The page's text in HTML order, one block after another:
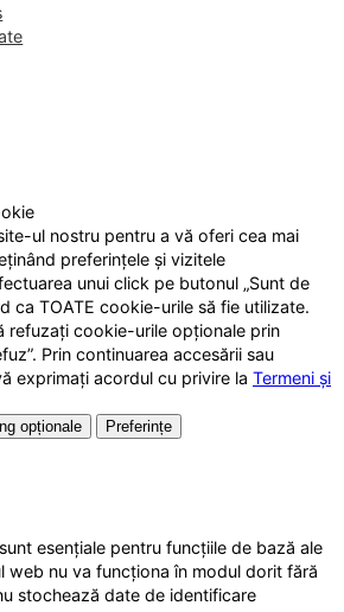
ul nostru pentru a vă oferi cea mai
preferințele și vizitele
unui click pe butonul „Sunt de
ca TOATE cookie-urile să fie utilizate.
refuzați cookie-urile opționale prin
Prin continuarea accesării sau
exprimați acordul cu privire la Termeni și
opționale
Preferințe
esențiale pentru funcțiile de bază ale
web nu va funcționa în modul dorit fără
stochează date de identificare